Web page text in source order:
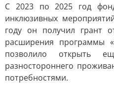
С 2023 по 2025 год
инклюзивных
году он получил грант
расширения программы
позволило открыть
разностороннего
потребностями.